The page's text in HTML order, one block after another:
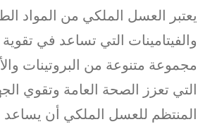
يعتبر العسل الملكي من المواد
والفيتامينات التي تساعد في
مجموعة متنوعة من البروتينات
التي تعزز الصحة العامة وتقوي
المنتظم للعسل الملكي أن يساعد